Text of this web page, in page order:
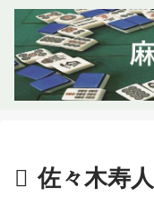
佐々木寿人